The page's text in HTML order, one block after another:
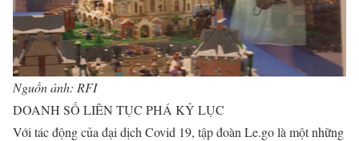
Nguồn ảnh: RFI
DOANH SỐ LIÊN TỤC PHÁ KỶ LỤC
Với tác động của đại dịch Covid 19, tập đoàn Le.go là một những